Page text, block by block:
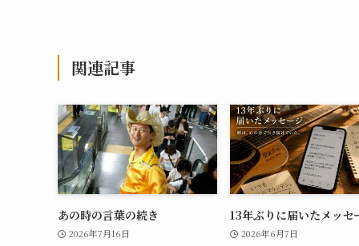
関連記事
あの時の言葉の続き
2026年7月16日
13年ぶりに届いたメッセ
2026年6月7日